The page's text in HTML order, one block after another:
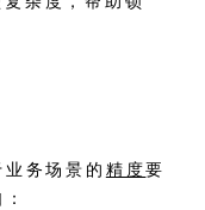
务场景的 精度要